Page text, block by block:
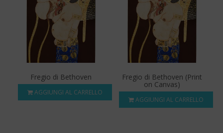
Fregio di Bethoven
AGGIUNGI AL CARRELLO
Fregio di Bethoven (Print
on Canvas)
AGGIUNGI AL CARRELLO